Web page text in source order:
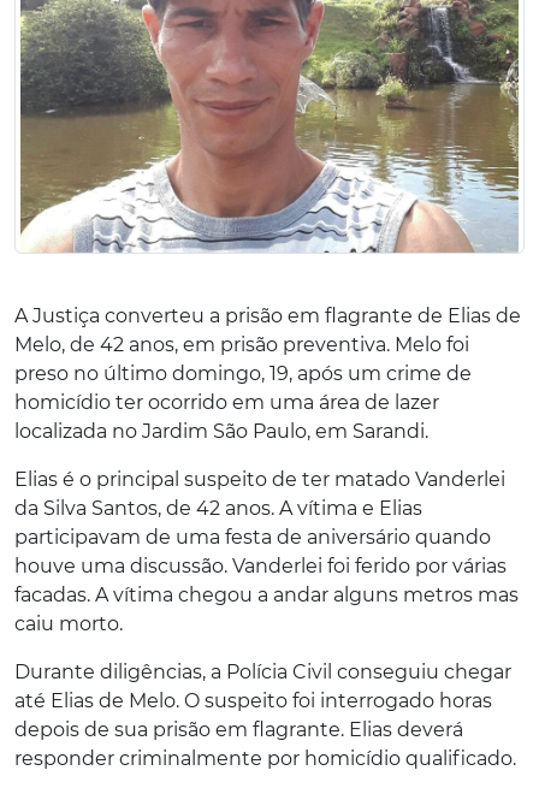
A Justiça converteu a prisão em flagrante de Elias de
Melo, de 42 anos, em prisão preventiva. Melo foi
preso no último domingo, 19, após um crime de
homicídio ter ocorrido em uma área de lazer
localizada no Jardim São Paulo, em Sarandi.
Elias é o principal suspeito de ter matado Vanderlei
da Silva Santos, de 42 anos. A vítima e Elias
participavam de uma festa de aniversário quando
houve uma discussão. Vanderlei foi ferido por várias
facadas. A vítima chegou a andar alguns metros mas
caiu morto.
Durante diligências, a Polícia Civil conseguiu chegar
até Elias de Melo. O suspeito foi interrogado horas
depois de sua prisão em flagrante. Elias deverá
responder criminalmente por homicídio qualificado.